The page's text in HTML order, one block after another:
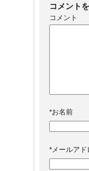
コメント
コメント
*お名前
*メールアド